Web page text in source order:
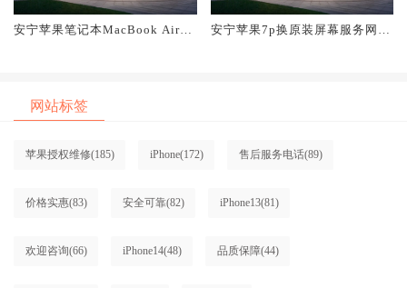
安宁苹果笔记本MacBook Air换
安宁苹果7p换原装屏幕服务网点
网站标签
苹果授权维修(185) iPhone(172) 售后服务电话(89)
价格实惠(83) 安全可靠(82) iPhone13(81)
欢迎咨询(66) iPhone14(48) 品质保障(44)